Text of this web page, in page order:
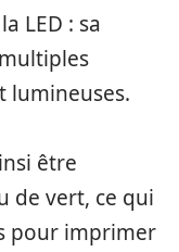
LED : sa
lumineuses.
être
de vert, ce qui
pour imprimer